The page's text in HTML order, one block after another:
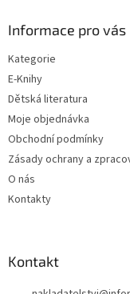
Informace pro vás
Kategorie
E-Knihy
Dětská literatura
Moje objednávka
Obchodní podmínky
Zásady ochrany a
O nás
Kontakty
Kontakt